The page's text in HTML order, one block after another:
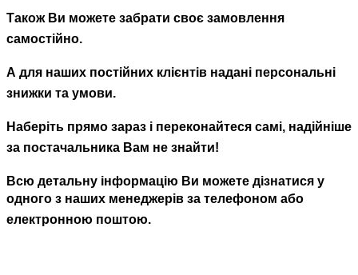
Також Ви можете забрати своє замовлення
самостійно.
А для наших постійних клієнтів надані персональні
знижки та умови.
Наберіть прямо зараз і переконайтеся самі, надійніше
за постачальника Вам не знайти!
Всю детальну інформацію Ви можете дізнатися у
одного з наших менеджерів за телефоном або
електронною поштою.